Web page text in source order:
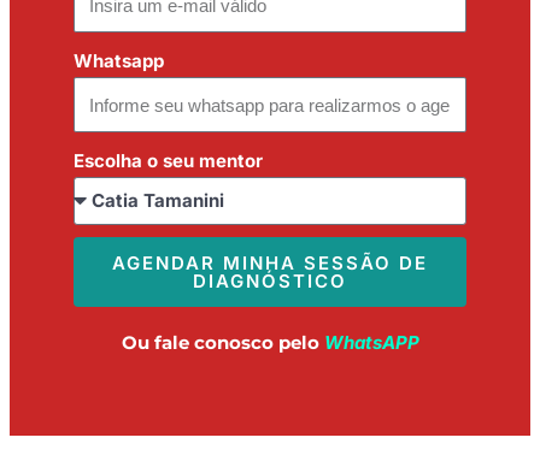
Whatsapp
Escolha o seu mentor
AGENDAR MINHA SESSÃO DE
DIAGNÓSTICO
Ou fale conosco pelo WhatsAPP